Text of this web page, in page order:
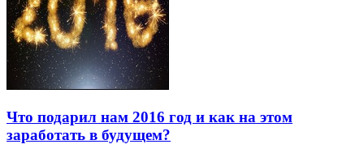
Что подарил нам 2016 год и как на этом
заработать в будущем?